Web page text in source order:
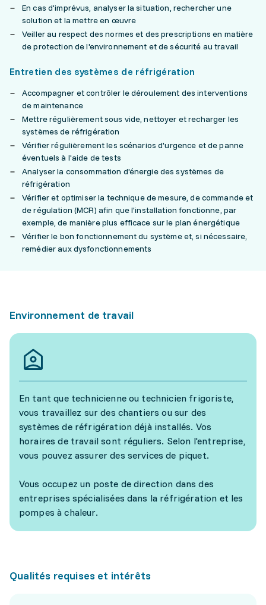
En cas d'imprévus, analyser la situation, rechercher une
solution et la mettre en œuvre
Veiller au respect des normes et des prescriptions en matière
de protection de l'environnement et de sécurité au travail
Entretien des systèmes de réfrigération
Accompagner et contrôler le déroulement des interventions
de maintenance
Mettre régulièrement sous vide, nettoyer et recharger les
systèmes de réfrigération
Vérifier régulièrement les scénarios d'urgence et de panne
éventuels à l'aide de tests
Analyser la consommation d'énergie des systèmes de
réfrigération
Vérifier et optimiser la technique de mesure, de commande et
de régulation (MCR) afin que l'installation fonctionne, par
exemple, de manière plus efficace sur le plan énergétique
Vérifier le bon fonctionnement du système et, si nécessaire,
remédier aux dysfonctionnements
Environnement de travail
En tant que technicienne ou technicien frigoriste,
vous travaillez sur des chantiers ou sur des
systèmes de réfrigération déjà installés. Vos
horaires de travail sont réguliers. Selon l'entreprise,
vous pouvez assurer des services de piquet.
Vous occupez un poste de direction dans des
entreprises spécialisées dans la réfrigération et les
pompes à chaleur.
Qualités requises et intérêts